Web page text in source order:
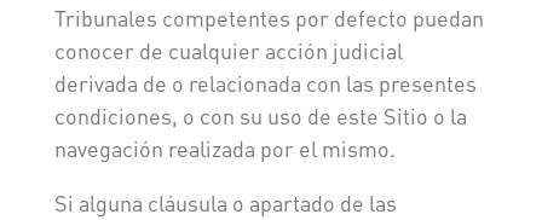
Tribunales competentes por defecto puedan
conocer de cualquier acción judicial
derivada de o relacionada con las presentes
condiciones, o con su uso de este Sitio o la
navegación realizada por el mismo.
Si alguna cláusula o apartado de las